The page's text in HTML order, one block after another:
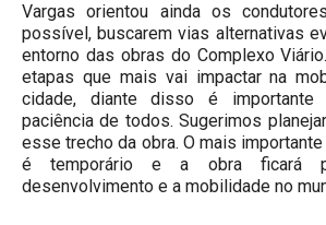
Vargas orientou ainda os
possível, buscarem vias alternativas
entorno das obras do Complexo
etapas que mais vai impactar na
cidade, diante disso é importante
paciência de todos. Sugerimos
esse trecho da obra. O mais
é temporário e a obra ficará
desenvolvimento e a mobilidade no